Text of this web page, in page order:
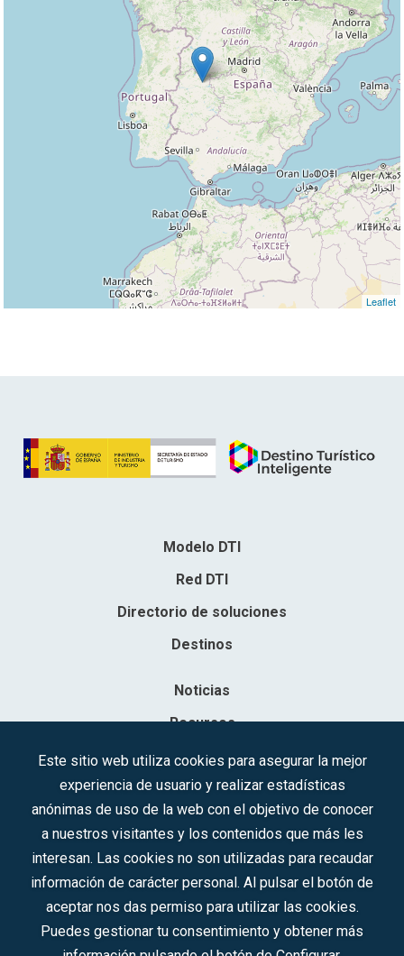
Leaflet
Modelo DTI
Red DTI
Directorio de soluciones
Destinos
Noticias
Recursos
Contacto
Sociedad Mercantil Estatal para la Gestión de la Innovación y las
Inscrita en el R.M. de Madrid, T, 12593, Se. 8, F. 129, H. 201.307.
C.I.F.: A-81/874.984
Síguenos en redes sociales:
Este sitio web utiliza cookies para asegurar la mejor
experiencia de usuario y realizar estadísticas
anónimas de uso de la web con el objetivo de conocer
a nuestros visitantes y los contenidos que más les
interesan. Las cookies no son utilizadas para recaudar
información de carácter personal. Al pulsar el botón de
aceptar nos das permiso para utilizar las cookies.
Puedes gestionar tu consentimiento y obtener más